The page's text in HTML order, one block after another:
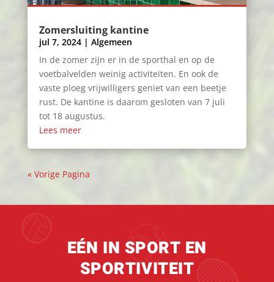
Zomersluiting kantine
jul 7, 2024| Algemeen
In de zomer zijn er in de sporthal en op de
voetbalvelden weinig activiteiten. En ook de
vaste ploeg vrijwilligers geniet van een beetje
rust. De kantine is daarom gesloten van 7 juli
tot 18 augustus.
Lees meer
« Vorige Pagina
EÉN IN SPORT EN
SPORTIVITEIT